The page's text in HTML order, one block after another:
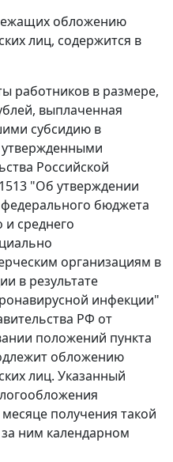
обложению
лиц, содержится в
работников в размере,
выплаченная
субсидию в
утвержденными
Российской
"Об утверждении
бюджета
и среднего
организациям в
в результате
инфекции"
РФ от
положений пункта
обложению
лиц. Указанный
получения такой
ним календарном